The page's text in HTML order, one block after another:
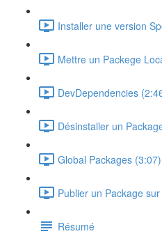
Installer une version
Mettre un Packege
DevDependencies
Désinstaller un
Global Packages (3:07)
Publier un Package
Résumé